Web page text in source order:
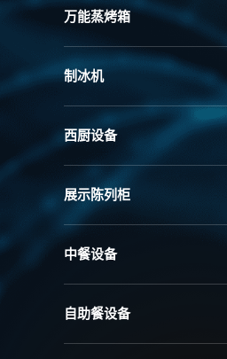
万能蒸烤箱
制冰机
西厨设备
展示陈列柜
中餐设备
自助餐设备